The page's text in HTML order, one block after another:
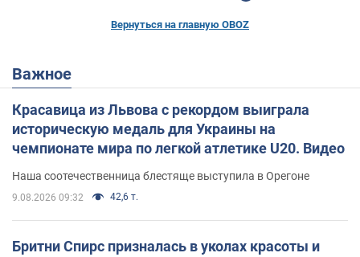
Вернуться на главную OBOZ
Важное
Красавица из Львова с рекордом выиграла
историческую медаль для Украины на
чемпионате мира по легкой атлетике U20. Видео
Наша соотечественница блестяще выступила в Орегоне
9.08.2026 09:32 42,6 т.
Бритни Спирс призналась в уколах красоты и